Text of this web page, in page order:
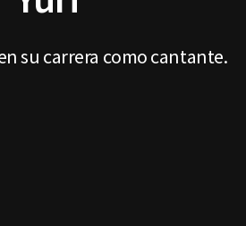
su carrera como cantante.